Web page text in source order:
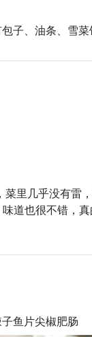
子、油条、雪菜
里几乎没有雷
道也很不错，真
鱼片尖椒肥肠